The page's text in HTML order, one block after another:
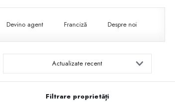
Devino agent Franciză Despre noi
Actualizate recent
Filtrare proprietăți